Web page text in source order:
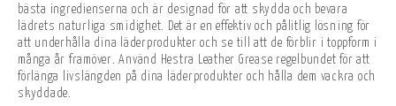
bästa ingredienserna och är designad för att skydda och bevara
lädrets naturliga smidighet. Det är en effektiv och pålitlig lösning för
att underhålla dina läderprodukter och se till att de förblir i toppform i
många år framöver. Använd Hestra Leather Grease regelbundet för att
förlänga livslängden på dina läderprodukter och hålla dem vackra och
skyddade.